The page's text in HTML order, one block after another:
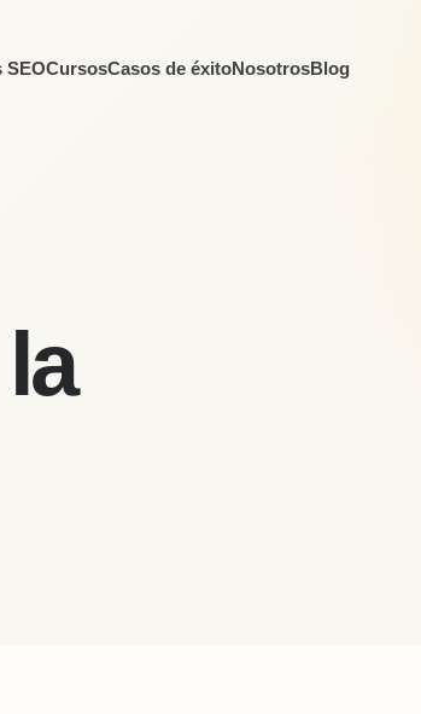
SEOCursosCasos de éxitoNosotrosBlog